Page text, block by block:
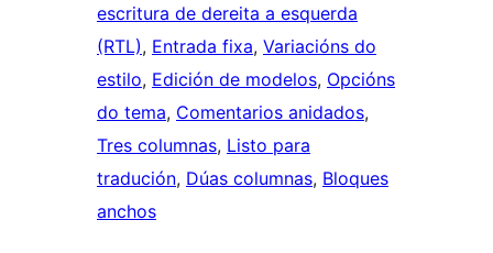
escritura de dereita a esquerda
(RTL), Entrada fixa, Variacións do
estilo, Edición de modelos, Opcións
do tema, Comentarios anidados
Tres columnas, Listo para
tradución, Dúas columnas, Bloques
anchos